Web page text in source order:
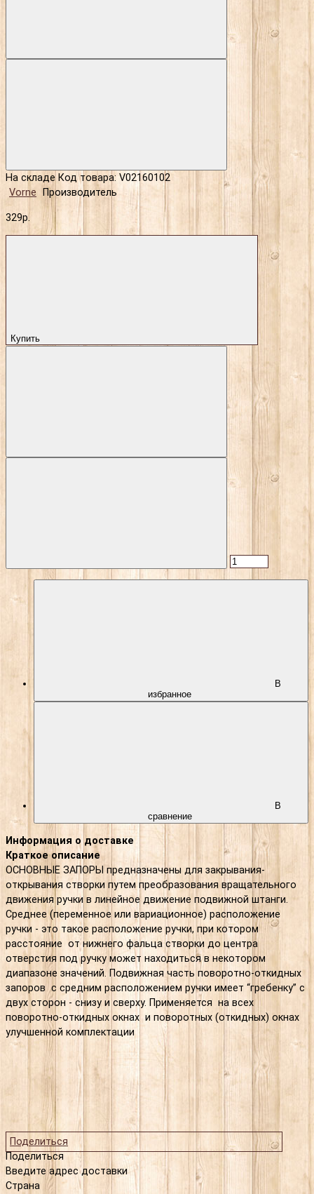
На складе Код товара: V02160102
Vorne
Производитель
329р.
Купить
В
избранное
В
сравнение
Информация о доставке
Краткое описание
ОСНОВНЫЕ ЗАПОРЫ предназначены для закрывания-
открывания створки путем преобразования вращательного
движения ручки в линейное движение подвижной штанги.
Среднее (переменное или вариационное) расположение
ручки - это такое расположение ручки, при котором
расстояние от нижнего фальца створки до центра
отверстия под ручку может находиться в некотором
диапазоне значений. Подвижная часть поворотно-откидных
запоров с средним расположением ручки имеет “гребенку” с
двух сторон - снизу и cверху. Применяется на всех
поворотно-откидных окнах и поворотных (откидных) окнах
улучшенной комплектации
Поделиться
Поделиться
Введите адрес доставки
Страна